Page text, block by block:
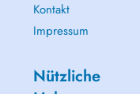
Kontakt
Impressum
Nützliche